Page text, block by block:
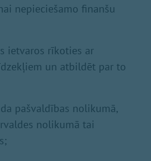
nepieciešamo finanšu
ietvaros rīkoties ar
un atbildēt par to
pašvaldības nolikumā,
nolikumā tai